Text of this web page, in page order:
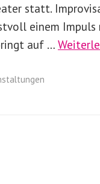
statt.
einem
auf …